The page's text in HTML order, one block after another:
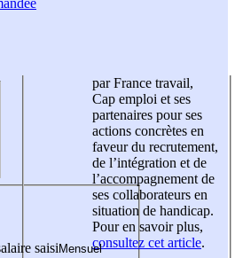
saisi
par France travail,
Cap emploi et ses
partenaires pour ses
actions concrètes en
faveur du recrutement,
de l’intégration et de
l’accompagnement de
ses collaborateurs en
situation de handicap.
Pour en savoir plus,
consultez cet article.